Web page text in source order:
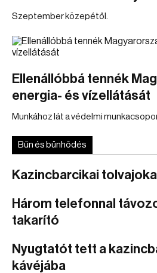
Szeptember közepétől.
Ellenállóbbá tennék
energia- és vízellátását
Munkához lát a védelmi
Bűn és bűnhődés
Kazincbarcikai
Három telefonnal
takarító
Nyugtatót tett a
kávéjába